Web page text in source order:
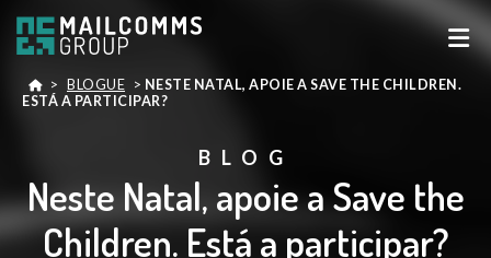
> BLOGUE > NESTE NATAL, APOIE A SAVE THE CHILDREN.
ESTÁ A PARTICIPAR?
BLOG
Neste Natal, apoie a Save the
Children. Está a participar?